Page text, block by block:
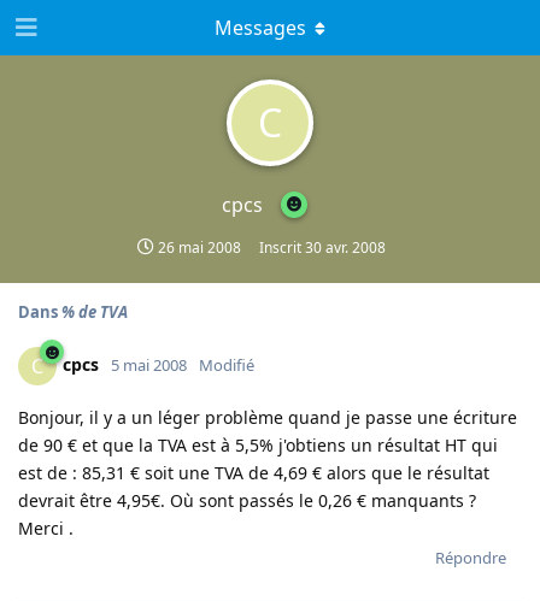
C
cpcs
26 mai 2008 Inscrit30 avr. 2008
Messages
Dans% de TVA
C cpcs 5 mai 2008 Modifié
Bonjour, il y a un léger problème quand je passe une écriture
de 90 € et que la TVA est à 5,5% j'obtiens un résultat HT qui
est de : 85,31 € soit une TVA de 4,69 € alors que le résultat
devrait être 4,95€. Où sont passés le 0,26 € manquants ?
Merci .
Répondre